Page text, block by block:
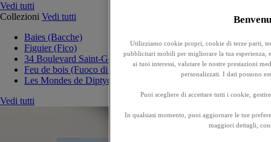
Vedi tutti
Collezioni Vedi tutti
Baies (Bacche)
Figuier (Fico)
34 Boulevard Saint-Germain
Feu de bois (Fuoco di legna)
Les Mondes de Diptyque
Vedi tutti
Utilizziamo cookie propri, cookie di terze parti,
pubblicitari mobili per migliorare la tua esperienza,
ai tuoi interessi, valutare le nostre prestazioni
personalizzati. I dati possono
Puoi scegliere di accettare tutti i cookie,
In qualsiasi momento, puoi aggiornare le tue
maggiori dettagli,